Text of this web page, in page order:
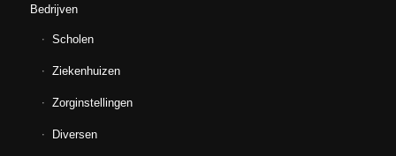
Bedrijven
Scholen
Ziekenhuizen
Zorginstellingen
Diversen